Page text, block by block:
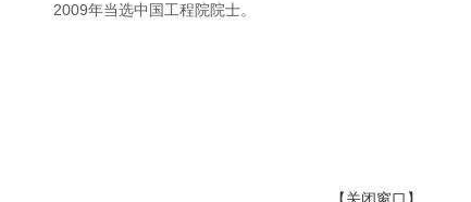
2009年当选中国工程院院士。